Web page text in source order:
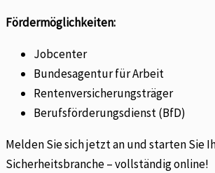
Fördermöglichkeiten:
Jobcenter
Bundesagentur für Arbeit
Rentenversicherungsträger
Berufsförderungsdienst (BfD)
Melden Sie sich jetzt an und starten Sie
Sicherheitsbranche – vollständig online!